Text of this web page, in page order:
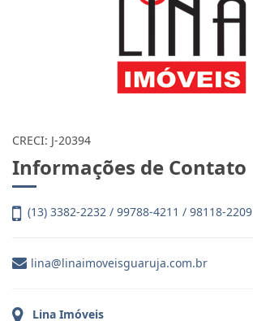
CRECI: J-20394
Informações de Contato
(13) 3382-2232 / 99788-4211 / 98118-2209
lina@linaimoveisguaruja.com.br
Lina Imóveis